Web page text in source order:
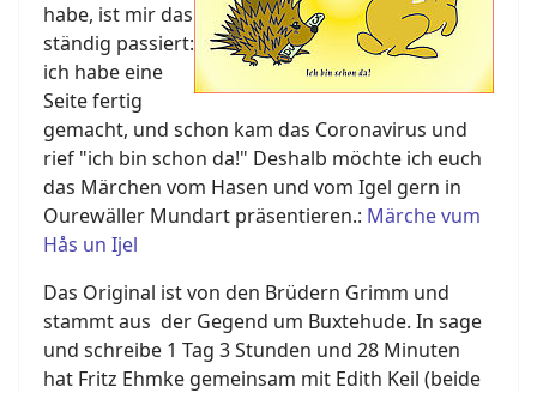
habe, ist mir das
ständig passiert:
ich habe eine
Seite fertig
gemacht, und schon kam das Coronavirus und
rief "ich bin schon da!" Deshalb möchte ich euch
das Märchen vom Hasen und vom Igel gern in
Ourewäller Mundart präsentieren.: Märche vum
Hås un Ijel
Das Original ist von den Brüdern Grimm und
stammt aus der Gegend um Buxtehude. In sage
und schreibe 1 Tag 3 Stunden und 28 Minuten
hat Fritz Ehmke gemeinsam mit Edith Keil (beide